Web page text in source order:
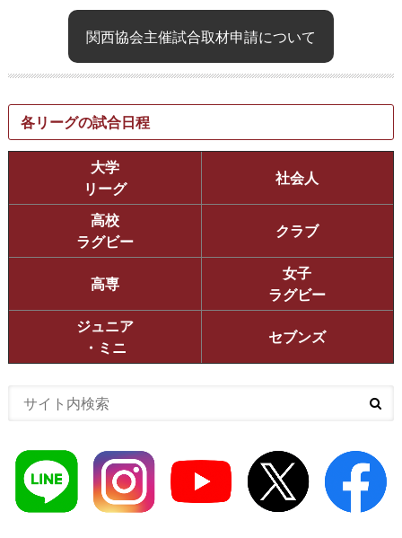
関西協会主催試合取材申請について
各リーグの試合日程
大学
リーグ
社会人
高校
ラグビー
クラブ
高専
女子
ラグビー
ジュニア
・ミニ
セブンズ